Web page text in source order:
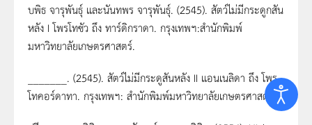
บพิธ จารุพันธุ์ และนันทพร จารุพันธุ์. (2545). สัตว์ไม่มีกระดูกสัน
หลัง I โพรโทซัว ถึง ทาร์ดิกราดา. กรุงเทพฯ:สำนักพิมพ์
มหาวิทยาลัยเกษตรศาสตร์.
_______. (2545). สัตว์ไม่มีกระดูสันหลัง II แอนเนลิดา ถึง โพร
โทคอร์ดาทา. กรุงเทพฯ: สำนักพิมพ์มหาวิทยาลัยเกษตรศาสตร์.